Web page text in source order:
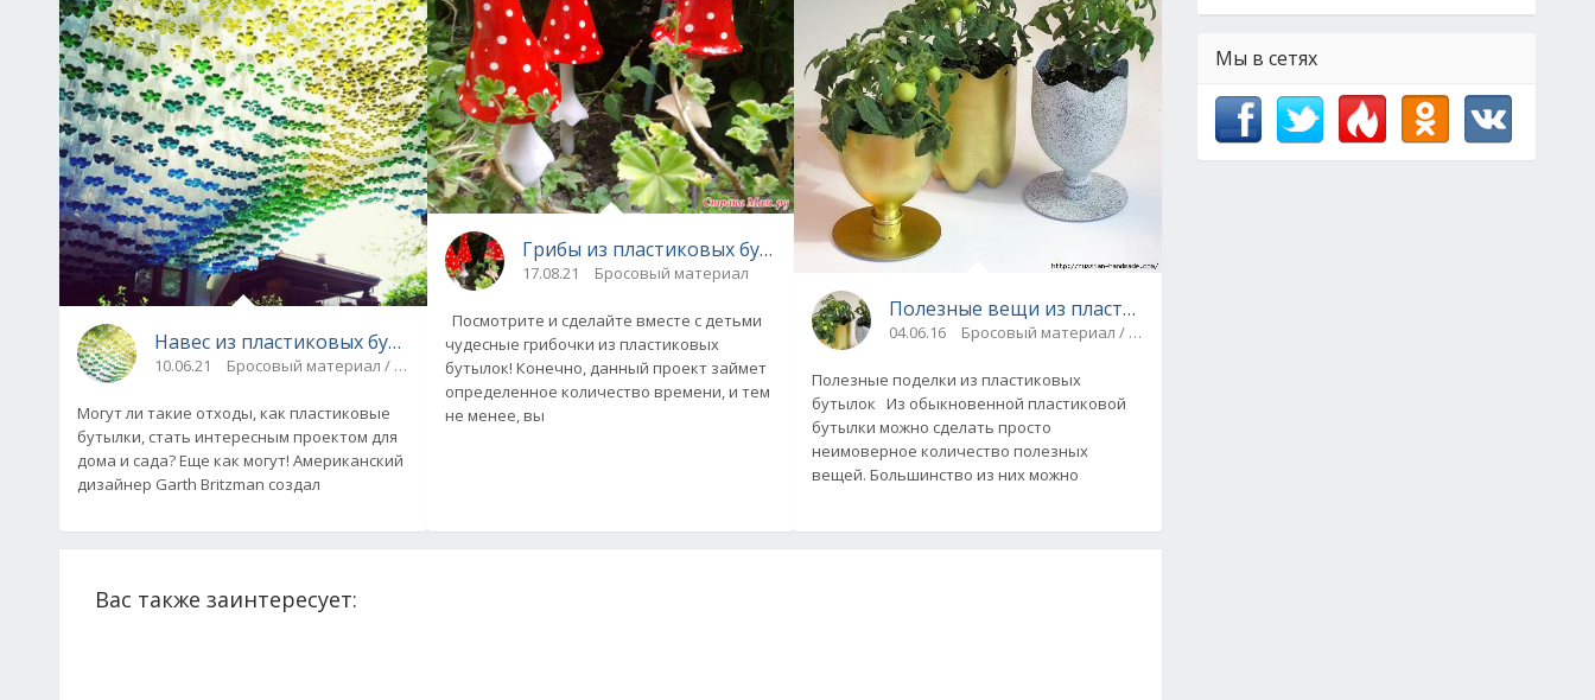
Навес из пластиковых бутылок для дачи своими руками
10.06.21 Бросовый материал / Дачный дизайн
Могут ли такие отходы, как пластиковые
бутылки, стать интересным проектом для
дома и сада? Еще как могут! Американский
дизайнер Garth Britzman создал
Грибы из пластиковых бутылок
17.08.21 Бросовый материал
Посмотрите и сделайте вместе с детьми
чудесные грибочки из пластиковых
бутылок! Конечно, данный проект займет
определенное количество времени, и тем
не менее, вы
Полезные вещи из пластиковых бутылок. Все гениальное - просто!
04.06.16 Бросовый материал / Копилка творческих идей
Полезные поделки из пластиковых
бутылок Из обыкновенной пластиковой
бутылки можно сделать просто
неимоверное количество полезных
вещей. Большинство из них можно
Вас также заинтересует:
Мы в сетях